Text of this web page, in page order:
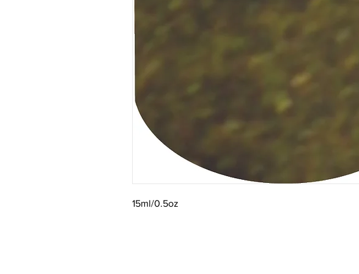
15ml/0.5oz